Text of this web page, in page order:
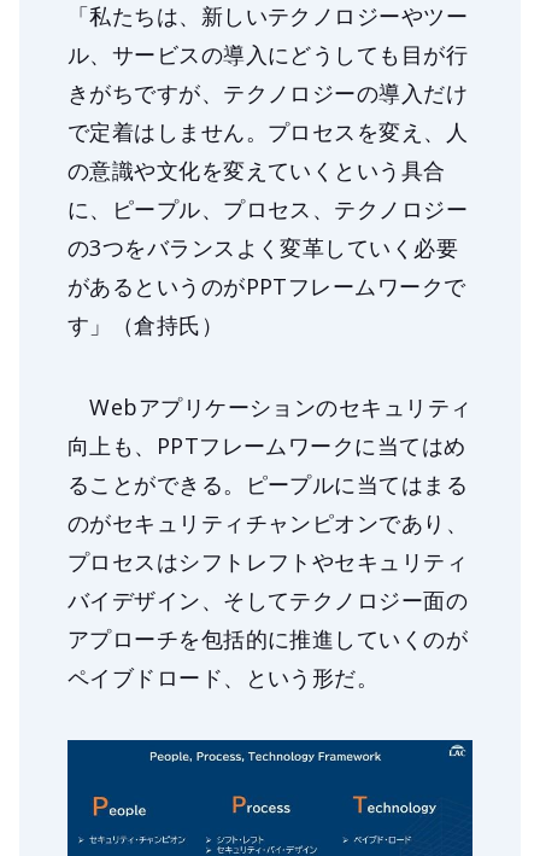
「私たちは、新しいテクノロジーやツー
ル、サービスの導入にどうしても目が行
きがちですが、テクノロジーの導入だけ
で定着はしません。プロセスを変え、人
の意識や文化を変えていくという具合
に、ピープル、プロセス、テクノロジー
の3つをバランスよく変革していく必要
があるというのがPPTフレームワークで
す」（倉持氏）
Webアプリケーションのセキュリティ
向上も、PPTフレームワークに当てはめ
ることができる。ピープルに当てはまる
のがセキュリティチャンピオンであり、
プロセスはシフトレフトやセキュリティ
バイデザイン、そしてテクノロジー面の
アプローチを包括的に推進していくのが
ペイブドロード、という形だ。